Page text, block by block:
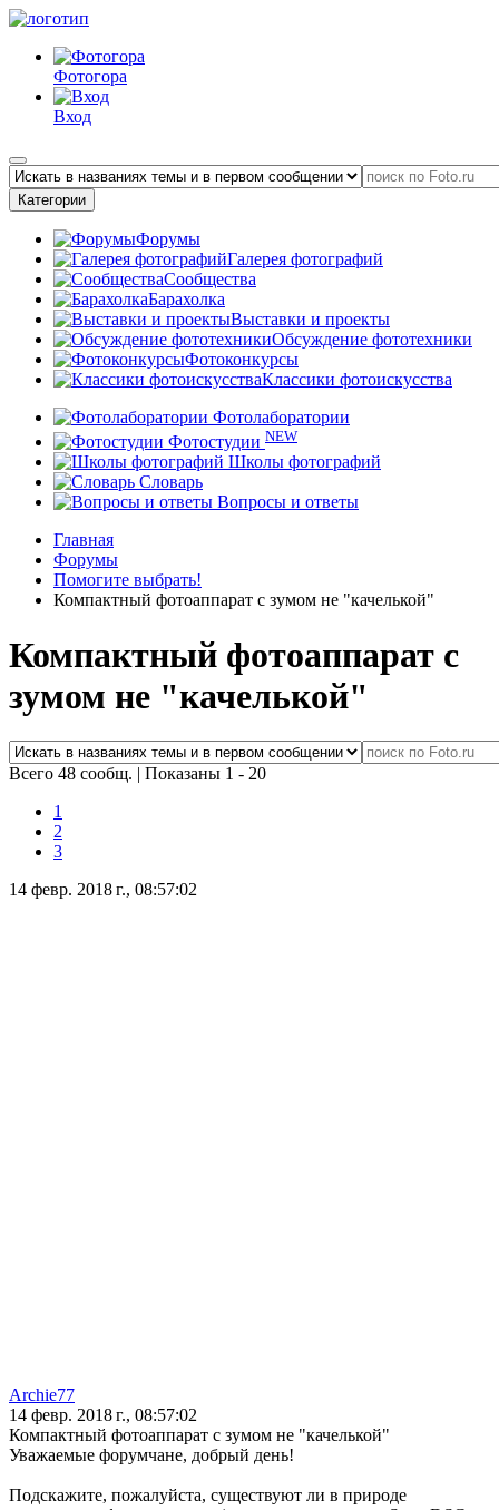
Фотогора
Вход
Категории
Форумы
Галерея фотографий
Сообщества
Барахолка
Выставки и проекты
Обсуждение фототехники
Фотоконкурсы
Классики фотоискусства
Фотолаборатории
Фотостудии NEW
Школы фотографий
Словарь
Вопросы и ответы
Главная
Форумы
Помогите выбрать!
Компактный фотоаппарат с зумом не "качелькой"
Компактный фотоаппарат с
зумом не "качелькой"
Всего 48 сообщ. | Показаны 1 - 20
1
2
3
14 февр. 2018 г., 08:57:02
Archie77
14 февр. 2018 г., 08:57:02
Компактный фотоаппарат с зумом не "качелькой"
Уважаемые форумчане, добрый день!
Подскажите, пожалуйста, существуют ли в природе